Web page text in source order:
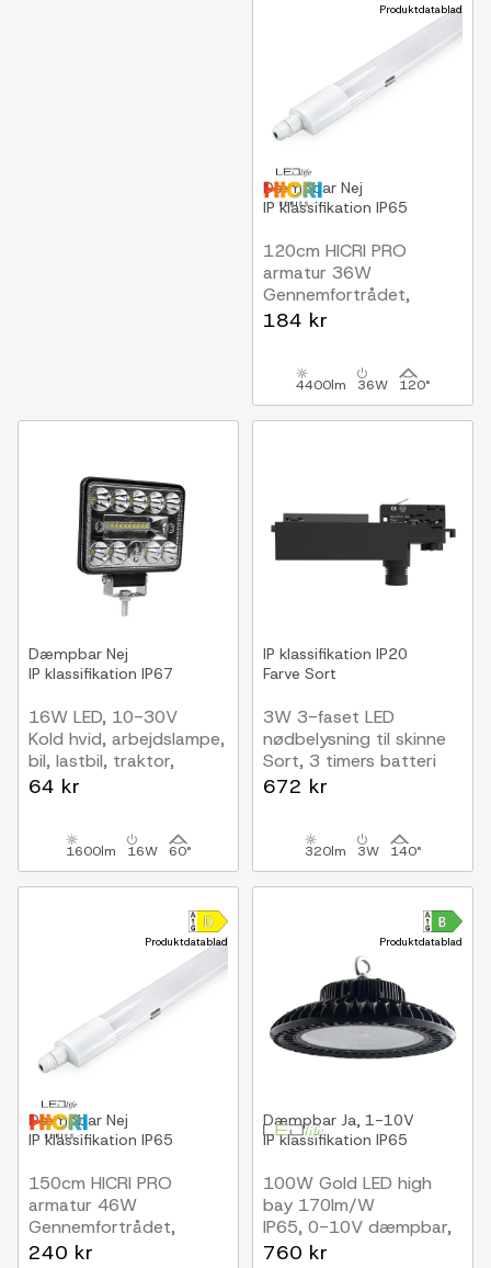
Produktdatablad
Dæmpbar Nej
IP klassifikation IP65
120cm HICRI PRO
armatur 36W
Gennemfortrådet,
RA93, 120lm/W, IP65
184 kr
4400lm 36W 120°
Dæmpbar Nej
IP klassifikation IP67
16W LED, 10-30V
Kold hvid, arbejdslampe,
bil, lastbil, traktor,
trailer,
64 kr
1600lm 16W 60°
IP klassifikation IP20
Farve Sort
3W 3-faset LED
nødbelysning til skinne
Sort, 3 timers batteri
672 kr
320lm 3W 140°
Produktdatablad
Dæmpbar Nej
IP klassifikation IP65
150cm HICRI PRO
armatur 46W
Gennemfortrådet,
RA93, 130lm/W, IP65
240 kr
Produktdatablad
Dæmpbar Ja, 1-10V
IP klassifikation IP65
100W Gold LED high
bay 170lm/W
IP65, 0-10V dæmpbar,
Inkl. 30 cm
760 kr